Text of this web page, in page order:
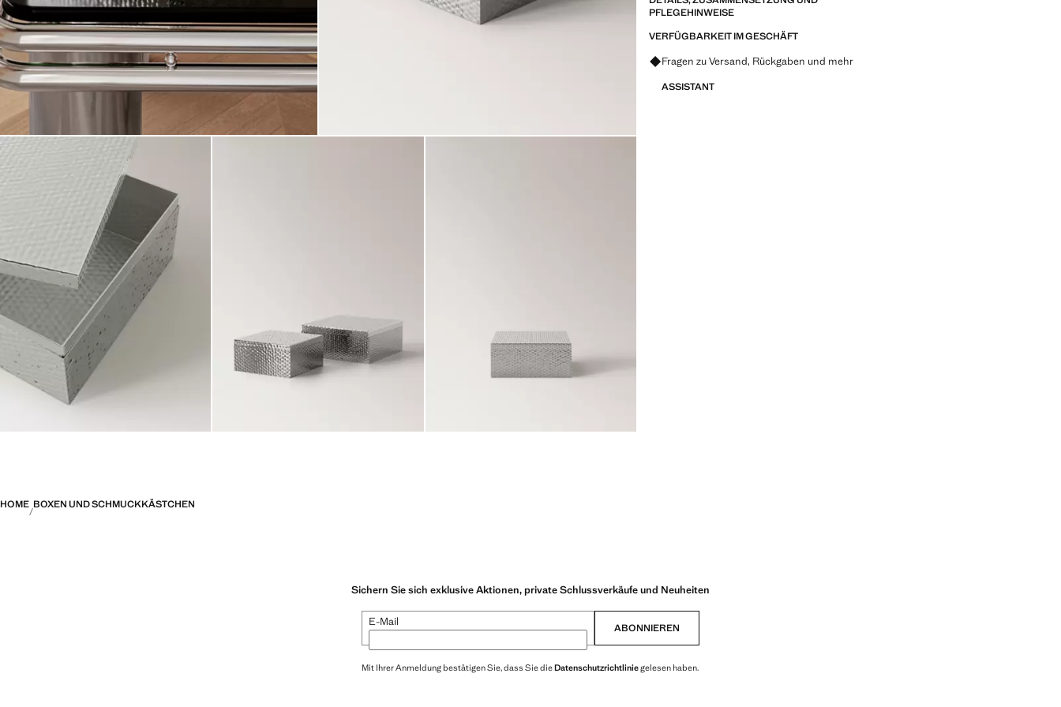
PFLEGEHINWEISE
VERFÜGBARKEIT IM GESCHÄFT
Fragen zu Versand, Rückgaben und mehr
ASSISTANT
HOME BOXEN UND SCHMUCKKÄSTCHEN
Sichern Sie sich exklusive Aktionen, private Schlussverkäufe und Neuheiten
E-Mail ABONNIEREN
Mit Ihrer Anmeldung bestätigen Sie, dass Sie dieDatenschutzrichtliniegelesen haben.